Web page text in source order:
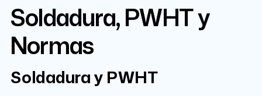
Soldadura, PWHT y
Normas
Soldadura y PWHT